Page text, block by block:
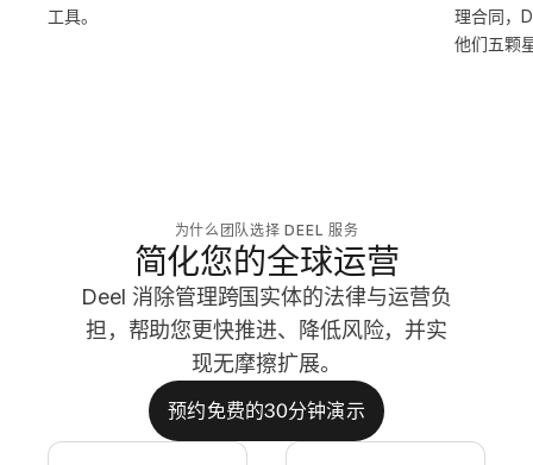
工具。
理合同，
他们五颗
为什么团队选择 DEEL 服务
简化您的全球运营
Deel 消除管理跨国实体的法律与运营负
担，帮助您更快推进、降低风险，并实
现无摩擦扩展。
预约免费的30分钟演示